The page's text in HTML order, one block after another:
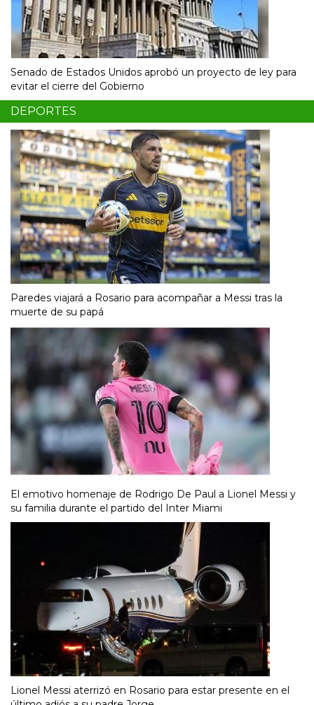
Senado de Estados Unidos aprobó un proyecto de ley para
evitar el cierre del Gobierno
DEPORTES
Paredes viajará a Rosario para acompañar a Messi tras la
muerte de su papá
El emotivo homenaje de Rodrigo De Paul a Lionel Messi y
su familia durante el partido del Inter Miami
Lionel Messi aterrizó en Rosario para estar presente en el